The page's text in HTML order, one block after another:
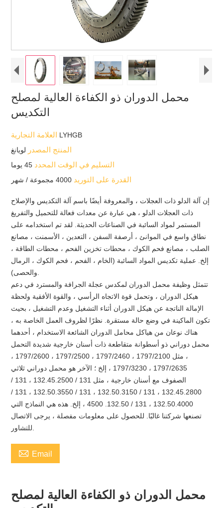
محمل الدوران ذو الكفاءة العالية لمصلح
التكديس
LYHGB
المنتج المصدر لويانغ
التسليم في الوقت المحدد 45 يوما
القدرة على التوريد 4000 مجموعة / شهر
إن آلة الدلو ذات العجلات ، والمعروفة أيضًا باسم آلة التكديس والإصلاح
ذات العجلات الدلو ، هي عبارة عن معدات فعالة للتحميل والتفريغ
المستمر لمواد السائبة في الصناعات الحديثة. لقد تم استخدامه على
نطاق واسع في الموانئ ، أرصفة السفن ، التعدين ، الأسمنت ، مصانع
الصلب ، مصانع فحم الكوك ، محطات تخزين الفحم ، محطات الطاقة ،
إلخ. عملية تكديس المواد السائبة (الخام ، الفحم ، فحم الكوك ، الرمال
تتمثل وظيفة محمل الدوران لمكدس عجلة الجرافة والمسترد في دعم
هيكل الدوران ، وتحمل قوة الاتجاه الرأسي ، والقوة الأفقية ولحظة
الإمالة الناتجة عن هيكل الدوران أثناء التشغيل وعدم التشغيل ، بحيث
تكون الماكينة في وضع حالة مستقرة. نظرًا لظروف العمل الخاصة به ،
هناك نوعان من هياكل محامل الدوران الشائعة الاستخدام ، أحدهما
محمل دوراني ذو أسطوانة متقاطعة ذات أسنان خارجية شديدة التحمل
، مثل 1797/2100 ، 1797/2460 ، 1797/2500 ، 1797/2600 ،
1797/2635 ، 1797/3230 ، إلخ ؛ الآخر هو محمل دوراني ثلاثي
الصفوف مع أسنان خارجية ، مثل 131 / 132.45.2500 ، 131 /
132.45.2800 ، 131 / 132.50.3150 ، 131 / 132.50.3550 ، 131 /
132.50.4000 ، 131 / 132.50. 4500 ، إلخ. هذه هي النماذج التي
تصنعها شركتنا غالبًا. للحصول على معلومات مفصلة ، يرجى الاتصال
 Email
محمل الدوران ذو الكفاءة العالية لمصلح